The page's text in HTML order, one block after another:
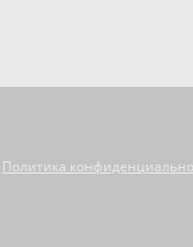
Политика